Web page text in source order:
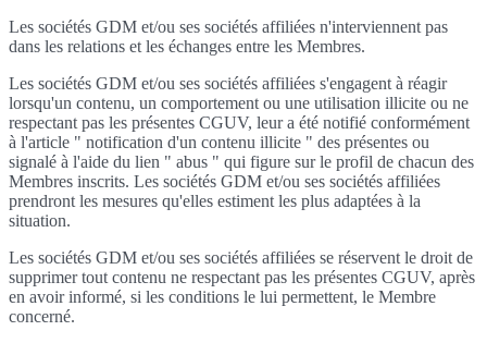
Les sociétés GDM et/ou ses sociétés affiliées n'interviennent pas
dans les relations et les échanges entre les Membres.
Les sociétés GDM et/ou ses sociétés affiliées s'engagent à réagir
lorsqu'un contenu, un comportement ou une utilisation illicite ou ne
respectant pas les présentes CGUV, leur a été notifié conformément
à l'article " notification d'un contenu illicite " des présentes ou
signalé à l'aide du lien " abus " qui figure sur le profil de chacun des
Membres inscrits. Les sociétés GDM et/ou ses sociétés affiliées
prendront les mesures qu'elles estiment les plus adaptées à la
situation.
Les sociétés GDM et/ou ses sociétés affiliées se réservent le droit de
supprimer tout contenu ne respectant pas les présentes CGUV, après
en avoir informé, si les conditions le lui permettent, le Membre
concerné.